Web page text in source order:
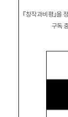
『창작과비평』을
구독